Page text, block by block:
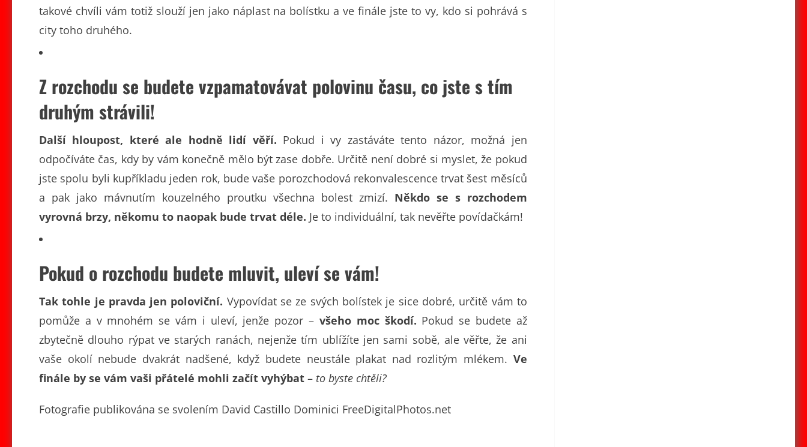
takové chvíli vám totiž slouží jen jako náplast na bolístku a ve finále jste to vy, kdo si pohrává s
city toho druhého.
Z rozchodu se budete vzpamatovávat polovinu času, co jste s tím
druhým strávili!
Další hloupost, které ale hodně lidí věří. Pokud i vy zastáváte tento názor, možná jen
odpočíváte čas, kdy by vám konečně mělo být zase dobře. Určitě není dobré si myslet, že pokud
jste spolu byli kupříkladu jeden rok, bude vaše porozchodová rekonvalescence trvat šest měsíců
a pak jako mávnutím kouzelného proutku všechna bolest zmizí. Někdo se s rozchodem
vyrovná brzy, někomu to naopak bude trvat déle. Je to individuální, tak nevěřte povídačkám!
Pokud o rozchodu budete mluvit, uleví se vám!
Tak tohle je pravda jen poloviční. Vypovídat se ze svých bolístek je sice dobré, určitě vám to
pomůže a v mnohém se vám i uleví, jenže pozor – všeho moc škodí. Pokud se budete až
zbytečně dlouho rýpat ve starých ranách, nejenže tím ublížíte jen sami sobě, ale věřte, že ani
vaše okolí nebude dvakrát nadšené, když budete neustále plakat nad rozlitým mlékem. Ve
finále by se vám vaši přátelé mohli začít vyhýbat – to byste chtěli?
Fotografie publikována se svolením David Castillo Dominici FreeDigitalPhotos.net